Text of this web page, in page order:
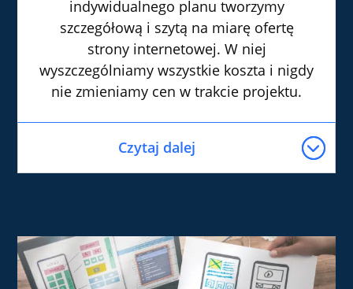
indywidualnego planu tworzymy
szczegółową i szytą na miarę ofertę
strony internetowej. W niej
wyszczególniamy wszystkie koszta i nigdy
nie zmieniamy cen w trakcie projektu.
Czytaj dalej